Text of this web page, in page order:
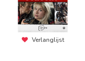
Verlanglijst